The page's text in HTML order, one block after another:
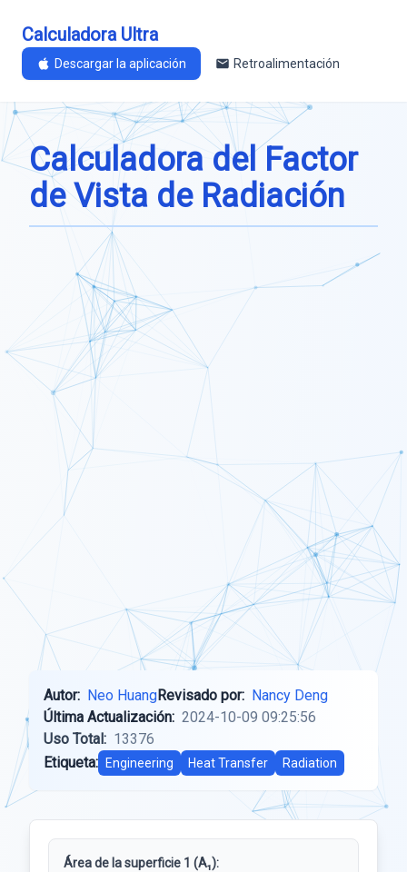
Calculadora Ultra
Descargar la aplicación Retroalimentación
Calculadora del Factor
de Vista de Radiación
Autor: Neo HuangRevisado por: Nancy Deng
Última Actualización: 2024-10-09 09:25:56
Uso Total: 13376
Etiqueta:
Engineering Heat Transfer Radiation
Área de la superficie 1 (A₁):